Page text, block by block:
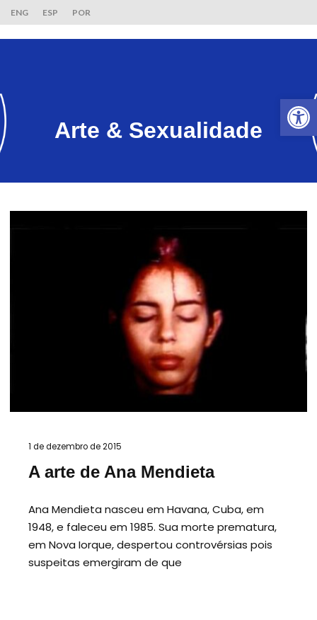
ENG ESP POR
Arte & Sexualidade
1 de dezembro de 2015
A arte de Ana Mendieta
Ana Mendieta nasceu em Havana, Cuba, em
1948, e faleceu em 1985. Sua morte prematura,
em Nova Iorque, despertou controvérsias pois
suspeitas emergiram de que